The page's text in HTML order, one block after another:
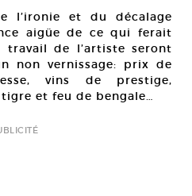
l’ironie et du décalage
aigüe de ce qui ferait
travail de l’artiste seront
non vernissage: prix de
vins de prestige,
et feu de bengale…